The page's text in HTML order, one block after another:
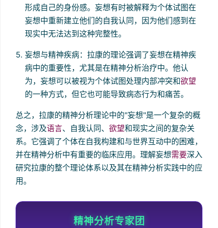
形成自己的身份感。妄想有时被解释为个体试图在
妄想中重新建立他们的自我认同，因为他们感到在
现实中无法达到这种完整性。
妄想与精神疾病：拉康的理论强调了妄想在精神疾
病中的重要性，尤其是在精神分析治疗中。他认
为，妄想可以被视为个体试图处理内部冲突和欲望
的一种方式，但它也可能导致病态行为和痛苦。
总之，拉康的精神分析理论中的"妄想"是一个复杂的概
念，涉及语言、自我认同、 欲望和现实之间的复杂关
系。它强调了个体在自我构建和与世界互动中的困难，
并在精神分析中有重要的临床应用。理解妄想需要深入
研究拉康的整个理论体系以及其在精神分析实践中的应
用。
精神分析专家团